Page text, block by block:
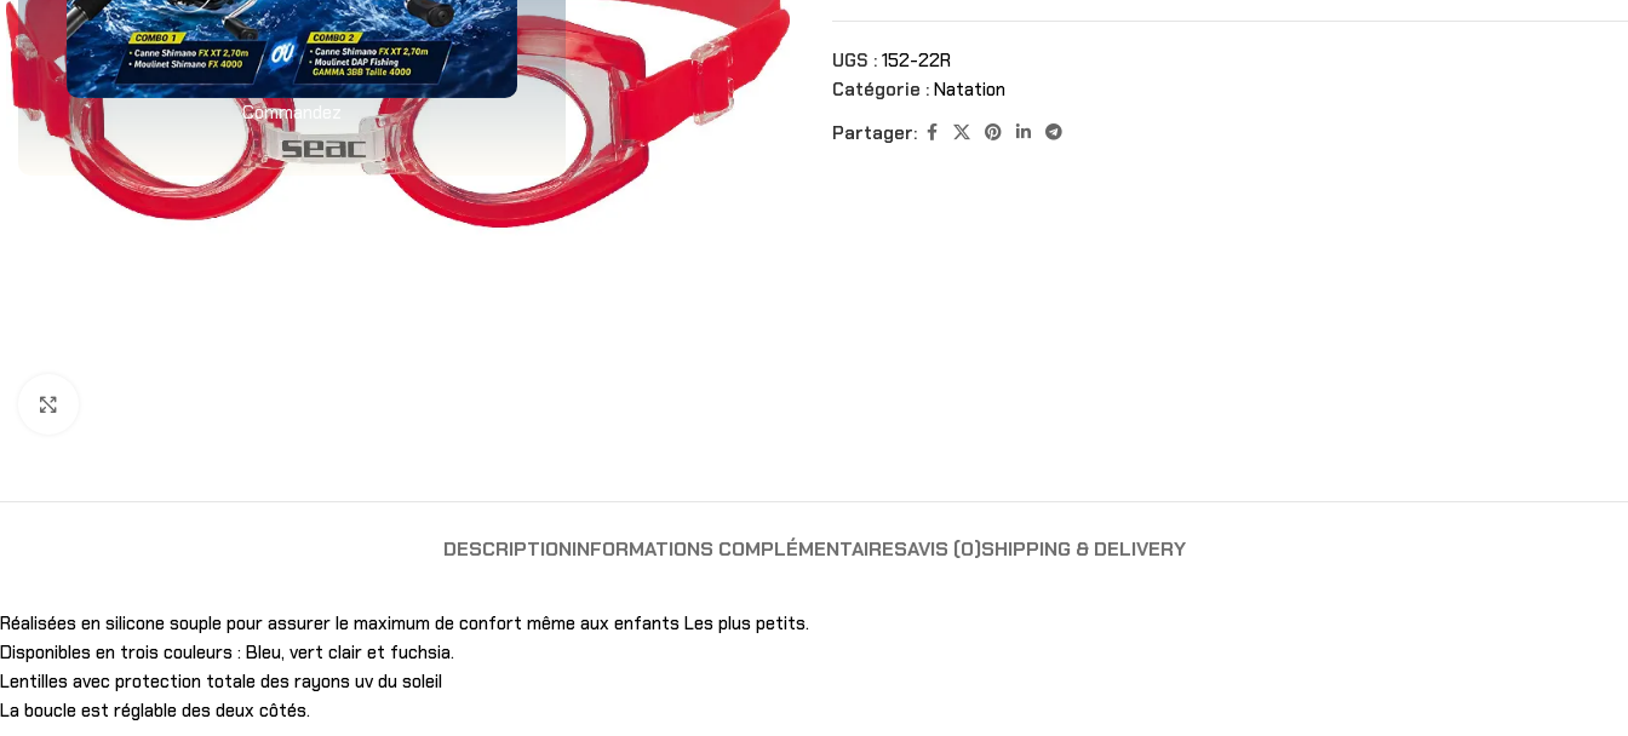
Commandez
UGS : 152-22R
Catégorie : Natation
Partager:
DESCRIPTIONINFORMATIONS COMPLÉMENTAIRESAVIS (0)SHIPPING & DELIVERY
Réalisées en silicone souple pour assurer le maximum de confort même aux enfants Les plus petits.
Disponibles en trois couleurs : Bleu, vert clair et fuchsia.
Lentilles avec protection totale des rayons uv du soleil
La boucle est réglable des deux côtés.